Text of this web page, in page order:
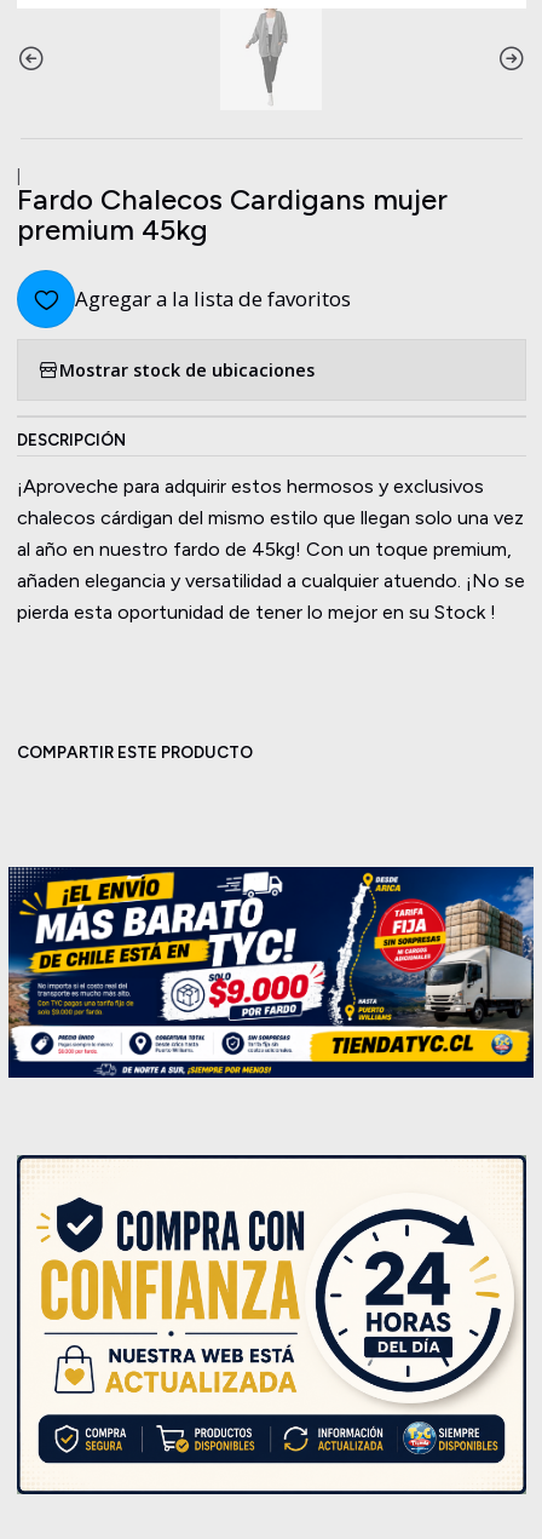
Fardo Chalecos Cardigans mujer
premium 45kg
Agregar a la lista de favoritos
Mostrar stock de ubicaciones
DESCRIPCIÓN
¡Aproveche para adquirir estos hermosos y exclusivos
chalecos cárdigan del mismo estilo que llegan solo una vez
al año en nuestro fardo de 45kg! Con un toque premium,
añaden elegancia y versatilidad a cualquier atuendo. ¡No se
pierda esta oportunidad de tener lo mejor en su Stock !
COMPARTIR ESTE PRODUCTO